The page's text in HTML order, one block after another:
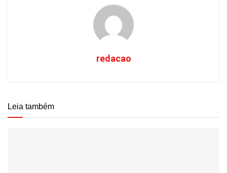
redacao
Leia também